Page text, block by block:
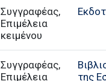
Συγγραφέας,
Επιμέλεια
κειμένου
Συγγραφέας,
Επιμέλεια
της